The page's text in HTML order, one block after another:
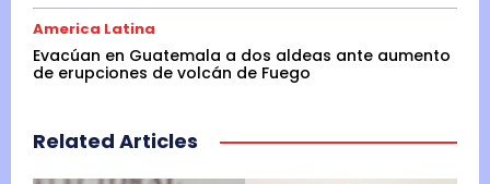
America Latina
Evacúan en Guatemala a dos aldeas ante aumento
de erupciones de volcán de Fuego
Related Articles